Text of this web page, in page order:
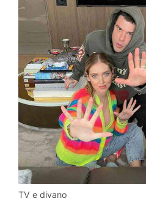
TV e divano